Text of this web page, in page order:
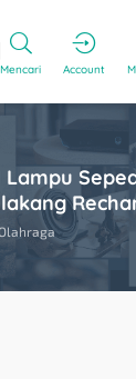
Mencari Account
Lampu